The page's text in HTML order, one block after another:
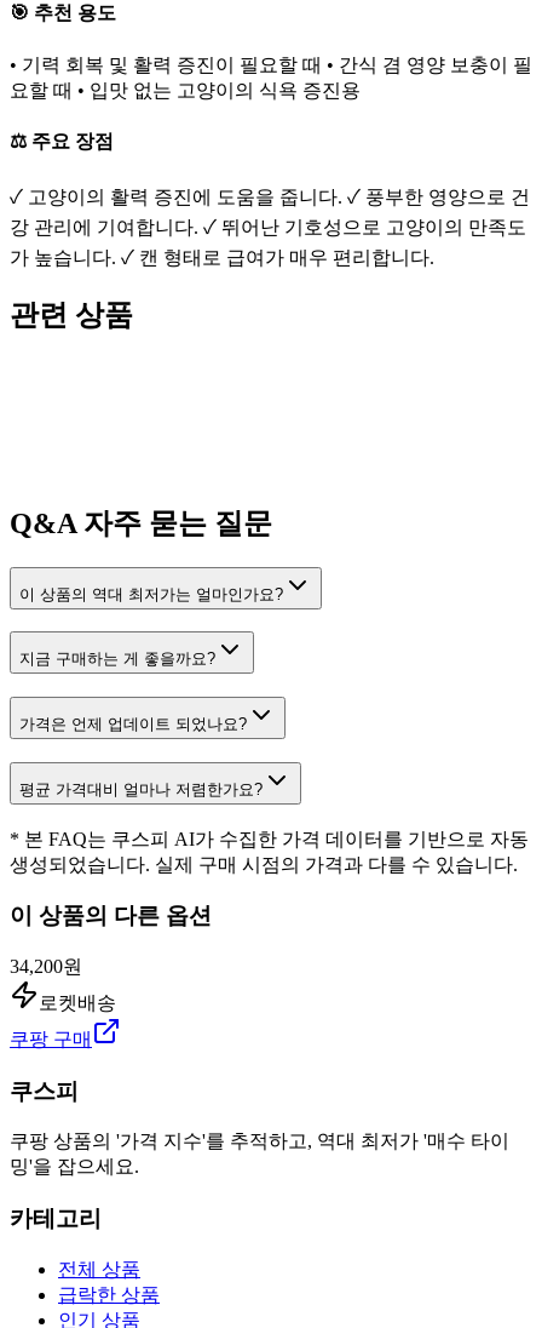
🎯 추천 용도
• 기력 회복 및 활력 증진이 필요할 때 • 간식 겸 영양 보충이 필
요할 때 • 입맛 없는 고양이의 식욕 증진용
⚖️ 주요 장점
✓ 고양이의 활력 증진에 도움을 줍니다. ✓ 풍부한 영양으로 건
강 관리에 기여합니다. ✓ 뛰어난 기호성으로 고양이의 만족도
가 높습니다. ✓ 캔 형태로 급여가 매우 편리합니다.
관련 상품
Q&A 자주 묻는 질문
이 상품의 역대 최저가는 얼마인가요?
지금 구매하는 게 좋을까요?
가격은 언제 업데이트 되었나요?
평균 가격대비 얼마나 저렴한가요?
* 본 FAQ는 쿠스피 AI가 수집한 가격 데이터를 기반으로 자동
생성되었습니다. 실제 구매 시점의 가격과 다를 수 있습니다.
이 상품의 다른 옵션
34,200원
로켓배송
쿠팡 구매
쿠스피
쿠팡 상품의 '가격 지수'를 추적하고, 역대 최저가 '매수 타이
밍'을 잡으세요.
카테고리
전체 상품
급락한 상품
인기 상품